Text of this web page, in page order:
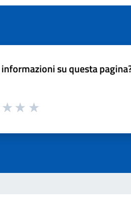
su questa